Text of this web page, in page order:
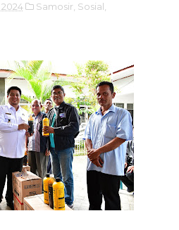
Samosir, Sosial,